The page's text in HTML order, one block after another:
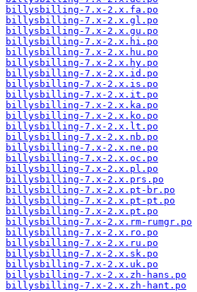
billysbilling-7.x-2.x.fa.po
billysbilling-7.x-2.x.gl.po
billysbilling-7.x-2.x.gu.po
billysbilling-7.x-2.x.hi.po
billysbilling-7.x-2.x.hu.po
billysbilling-7.x-2.x.hy.po
billysbilling-7.x-2.x.id.po
billysbilling-7.x-2.x.is.po
billysbilling-7.x-2.x.it.po
billysbilling-7.x-2.x.ka.po
billysbilling-7.x-2.x.ko.po
billysbilling-7.x-2.x.lt.po
billysbilling-7.x-2.x.nb.po
billysbilling-7.x-2.x.ne.po
billysbilling-7.x-2.x.oc.po
billysbilling-7.x-2.x.pl.po
billysbilling-7.x-2.x.prs.po
billysbilling-7.x-2.x.pt-br.po
billysbilling-7.x-2.x.pt-pt.po
billysbilling-7.x-2.x.pt.po
billysbilling-7.x-2.x.rm-rumgr.po
billysbilling-7.x-2.x.ro.po
billysbilling-7.x-2.x.ru.po
billysbilling-7.x-2.x.sk.po
billysbilling-7.x-2.x.uk.po
billysbilling-7.x-2.x.zh-hans.po
billysbilling-7.x-2.x.zh-hant.po